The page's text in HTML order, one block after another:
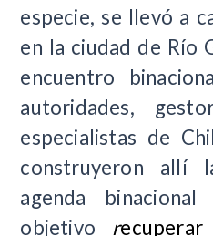
especie, se llevó a
en la ciudad de Río
encuentro
autoridades,
especialistas de
construyeron allí
agenda
objetivo r